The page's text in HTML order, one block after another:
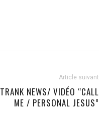
Article suivant
TRANK NEWS/ VIDÉO “CALL
ME / PERSONAL JESUS”